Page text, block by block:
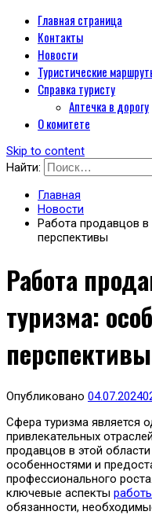
Главная страница
Контакты
Новости
Туристические
Справка туристу
Аптечка в дорогу
О комитете
Skip to content
Найти:
Главная
Новости
Работа продавцов
перспективы
Работа
туризма:
перспективы
Опубликовано 04.07.2024
Сфера туризма является
привлекательных
продавцов в этой
особенностями и
профессионального
ключевые аспекты
обязанности,